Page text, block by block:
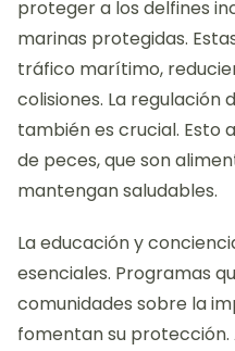
proteger a los delfines
marinas protegidas.
tráfico marítimo,
colisiones. La regulación
también es crucial. Esto
de peces, que son
mantengan saludables.
La educación y
esenciales. Programas
comunidades sobre la
fomentan su protección.